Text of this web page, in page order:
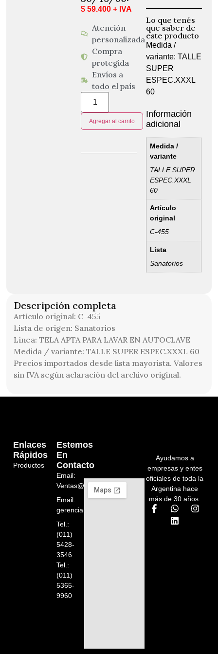
$ 59.400 + IVA
Atención
personalizada
Compra
protegida
Envíos a
todo el país
Agregar al carrito
Lo que tenés
que saber de
este producto
Medida /
variante: TALLE
SUPER
ESPEC.XXXL
60
Información
adicional
Medida /
variante
TALLE SUPER
ESPEC.XXXL
60
Artículo
original
C-455
Lista
Sanatorios
Descripción completa
Artículo original: C-455
Lista de origen: Sanatorios
Línea: TELA APTA PARA LAVAR EN AUTOCLAVE
Medida / variante: TALLE SUPER ESPEC.XXXL 60
Precios importados desde lista mayorista. Valores
sin IVA según aclaración del archivo original.
Ayudamos a
empresas y entes
oficiales de toda la
Argentina hace
más de 30 años.
Enlaces
Rápidos
Productos
Estemos
En
Contacto
Email:
Ventas@orelion.com.ar
Email:
gerencia@orelion.com.ar
Tel.:
(011)
5428-
3546
Tel.:
(011)
5365-
9960